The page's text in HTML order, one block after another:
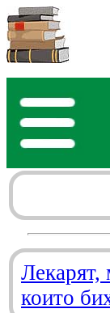
Лекарят,
които